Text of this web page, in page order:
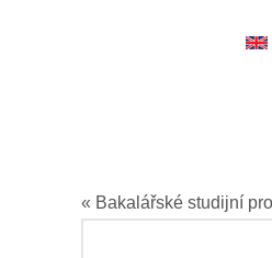
« Bakalářské studijní